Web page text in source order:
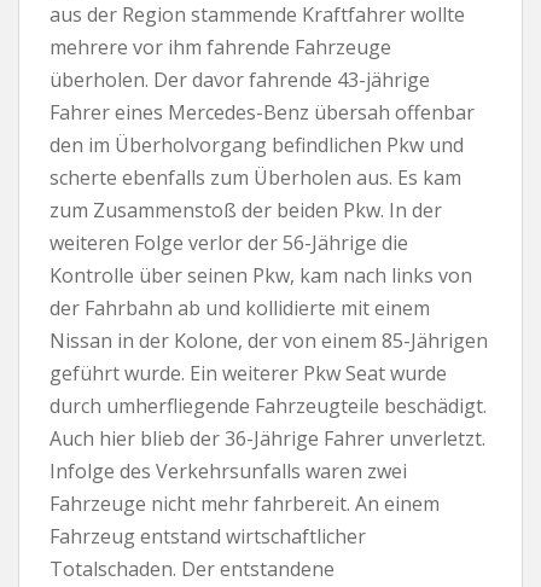
aus der Region stammende Kraftfahrer wollte
mehrere vor ihm fahrende Fahrzeuge
überholen. Der davor fahrende 43-jährige
Fahrer eines Mercedes-Benz übersah offenbar
den im Überholvorgang befindlichen Pkw und
scherte ebenfalls zum Überholen aus. Es kam
zum Zusammenstoß der beiden Pkw. In der
weiteren Folge verlor der 56-Jährige die
Kontrolle über seinen Pkw, kam nach links von
der Fahrbahn ab und kollidierte mit einem
Nissan in der Kolone, der von einem 85-Jährigen
geführt wurde. Ein weiterer Pkw Seat wurde
durch umherfliegende Fahrzeugteile beschädigt.
Auch hier blieb der 36-Jährige Fahrer unverletzt.
Infolge des Verkehrsunfalls waren zwei
Fahrzeuge nicht mehr fahrbereit. An einem
Fahrzeug entstand wirtschaftlicher
Totalschaden. Der entstandene